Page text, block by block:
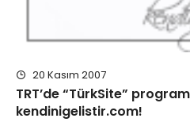
20 Kasım 2007
TRT’de “TürkSite”
kendinigelistir.com!